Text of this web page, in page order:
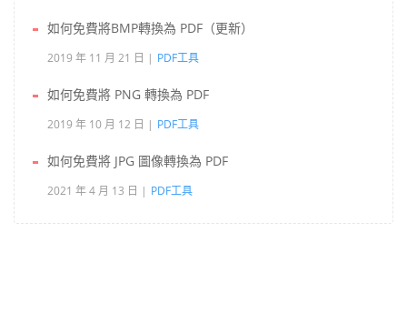
如何免費將BMP轉換為 PDF（更新）
2019 年 11 月 21 日 PDF工具
如何免費將 PNG 轉換為 PDF
2019 年 10 月 12 日 PDF工具
如何免費將 JPG 圖像轉換為 PDF
2021 年 4 月 13 日 PDF工具